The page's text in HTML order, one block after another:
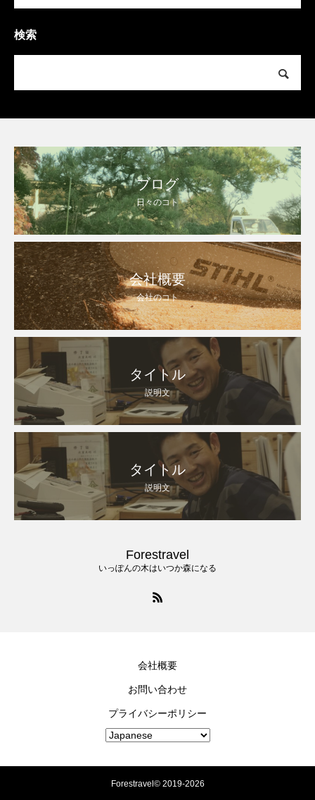
検索
ブログ
日々のコト
会社概要
会社のコト
タイトル
説明文
タイトル
説明文
Forestravel
いっぽんの木はいつか森になる
会社概要
お問い合わせ
プライバシーポリシー
Forestravel© 2019-2026